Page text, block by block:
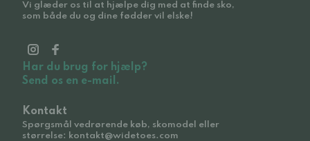
Vi glæder os til at hjælpe dig med at finde sko,
som både du og dine fødder vil elske!
Har du brug for hjælp?
Send os en e-mail.
Kontakt
Spørgsmål vedrørende køb, skomodel eller
størrelse: kontakt@widetoes.com